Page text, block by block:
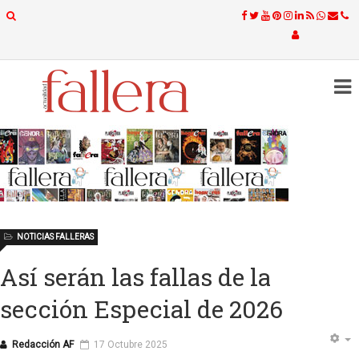
Así serán las fallas de la
sección Especial de 2026
Redacción AF
NOTICIAS FALLERAS
17 Octubre 2025